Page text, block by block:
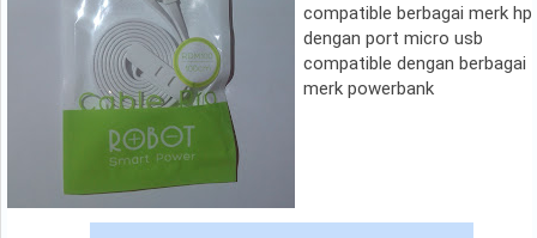
compatible berbagai merk hp
dengan port micro usb
compatible dengan berbagai
merk powerbank